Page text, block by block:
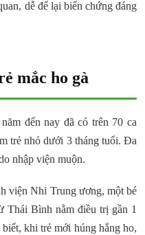
dễ để lại biến chứng đáng
mắc ho gà
đến nay đã có trên 70 ca
trẻ nhỏ dưới 3 tháng tuổi. Đa
nhập viện muộn.
viện Nhi Trung ương, một bé
Thái Bình nằm điều trị gần 1
khi trẻ mới húng hắng ho,